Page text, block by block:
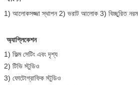
1) আলোকসজ্জা স্থাপন 2) ভরাট আলোক 3) বিচ্ছুরিত
অ্যাপ্লিকেশন
1) ফিল্ম সেটিং এবং দৃশ্য
2) টিভি স্টুডিও
3) ফোটোগ্রাফিক স্টুডিও